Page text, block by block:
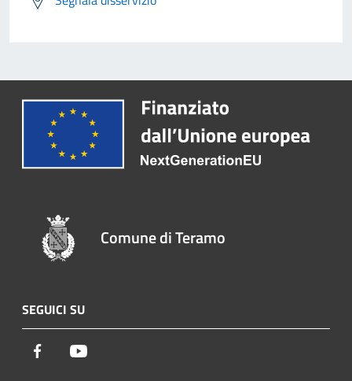
Comune di Teramo
SEGUICI SU
Facebook